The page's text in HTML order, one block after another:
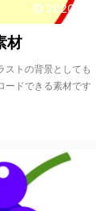
2020/9/17
材
ストの背景としても
ードできる素材です